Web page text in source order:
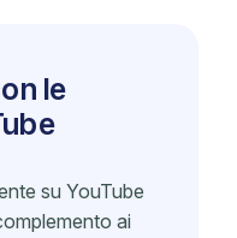
le
su YouTube
ai